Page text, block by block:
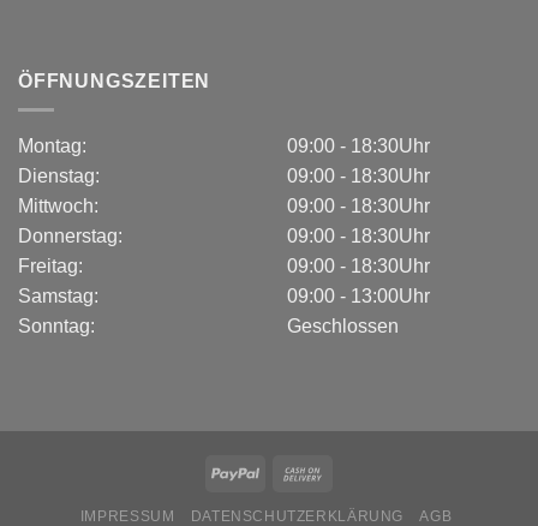
ÖFFNUNGSZEITEN
Montag:
Dienstag:
Mittwoch:
Donnerstag:
Freitag:
Samstag:
Sonntag:
09:00 - 18:30Uhr
09:00 - 18:30Uhr
09:00 - 18:30Uhr
09:00 - 18:30Uhr
09:00 - 18:30Uhr
09:00 - 13:00Uhr
Geschlossen
IMPRESSUM DATENSCHUTZERKLÄRUNG
AGB